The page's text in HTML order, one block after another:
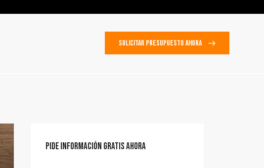
SOLICITAR PRESUPUESTO AHORA
PIDE INFORMACIÓN GRATIS AHORA